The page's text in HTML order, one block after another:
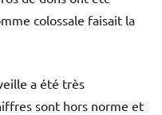
colossale faisait la
a été très
sont hors norme et